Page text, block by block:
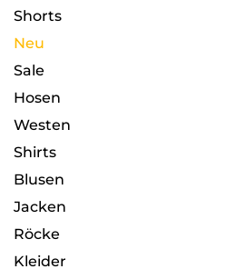
Shorts
Neu
Sale
Hosen
Westen
Shirts
Blusen
Jacken
Röcke
Kleider